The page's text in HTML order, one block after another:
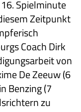
Spielminute
Zeitpunkt
Coach Dirk
von
De Zeeuw (6
Benzing (7
zu